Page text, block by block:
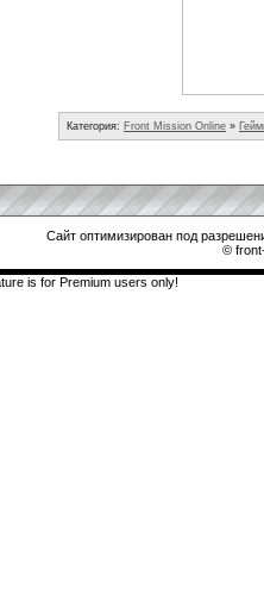
Категория: Front Mission Online »
Сайт оптимизирован под
©
is for Premium users only!